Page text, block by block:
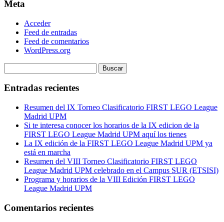
Meta
Acceder
Feed de entradas
Feed de comentarios
WordPress.org
Entradas recientes
Resumen del IX Torneo Clasificatorio FIRST LEGO League
Madrid UPM
Si te interesa conocer los horarios de la IX edicion de la
FIRST LEGO League Madrid UPM aquí los tienes
La IX edición de la FIRST LEGO League Madrid UPM ya
está en marcha
Resumen del VIII Torneo Clasificatorio FIRST LEGO
League Madrid UPM celebrado en el Campus SUR (ETSISI)
Programa y horarios de la VIII Edición FIRST LEGO
League Madrid UPM
Comentarios recientes